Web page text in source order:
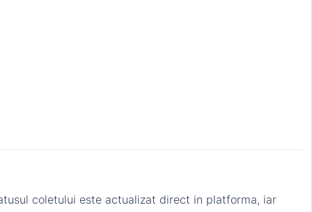
coletului este actualizat direct in platforma, iar